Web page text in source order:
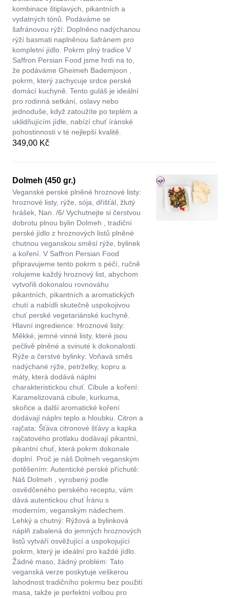
kombinace štiplavých, pikantních a
vydatných tónů. Podáváme se
šafránovou rýží: Doplněno nadýchanou
rýží basmati naplněnou šafránem pro
kompletní jídlo. Pokrm plný tradice V
Saffron Persian Food jsme hrdí na to,
že podáváme Gheimeh Bademjoon ,
pokrm, který zachycuje srdce perské
domácí kuchyně. Tento guláš je ideální
pro rodinná setkání, oslavy nebo
jednoduše, když zatoužíte po teplém a
uklidňujícím jídle, nabízí chuť íránské
pohostinnosti v té nejlepší kvalitě.
349,00 Kč
Dolmeh (450 gr.)
Veganské perské plněné hroznové listy:
hroznové listy, rýže, sója, dřišťál, žlutý
hrášek, Nan. /6/ Vychutnejte si čerstvou
dobrotu plnou bylin Dolmeh , tradiční
perské jídlo z hroznových listů plněné
chutnou veganskou směsí rýže, bylinek
a koření. V Saffron Persian Food
připravujeme tento pokrm s péčí, ručně
rolujeme každý hroznový list, abychom
vytvořili dokonalou rovnováhu
pikantních, pikantních a aromatických
chutí a nabídli skutečně uspokojivou
chuť perské vegetariánské kuchyně.
Hlavní ingredience: Hroznové listy:
Měkké, jemné vinné listy, které jsou
pečlivě plněné a svinuté k dokonalosti.
Rýže a čerstvé bylinky: Voňavá směs
nadýchané rýže, petrželky, kopru a
máty, která dodává náplni
charakteristickou chuť. Cibule a koření:
Karamelizovaná cibule, kurkuma,
skořice a další aromatické koření
dodávají náplni teplo a hloubku. Citron a
rajčata: Šťáva citronové šťávy a kapka
rajčatového protlaku dodávají pikantní,
pikantní chuť, která pokrm dokonale
doplní. Proč je náš Dolmeh veganským
potěšením: Autentické perské příchutě:
Náš Dolmeh , vyrobený podle
osvědčeného perského receptu, vám
dává autentickou chuť Íránu s
moderním, veganským nádechem.
Lehký a chutný: Rýžová a bylinková
náplň zabalená do jemných hroznových
listů vytváří osvěžující a uspokojující
pokrm, který je ideální pro každé jídlo.
Žádné maso, žádný problém: Tato
veganská verze poskytuje veškerou
lahodnost tradičního pokrmu bez použití
masa, takže je perfektní volbou pro